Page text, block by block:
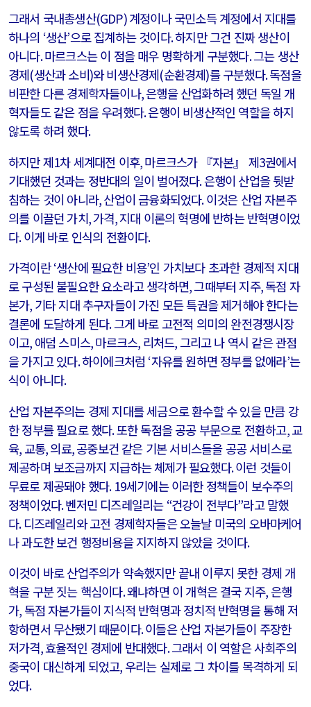
그래서 국내총생산(GDP)계정이나 국민소득 계정에서 지대를
하나의 ‘생산’으로 집계하는 것이다.하지만 그건 진짜 생산이
아니다.마르크스는 이 점을 매우 명확하게 구분했다.그는 생산
경제(생산과 소비)와 비생산경제(순환경제)를 구분했다.독점을
비판한 다른 경제학자들이나,은행을 산업화하려 했던 독일 개
혁자들도 같은 점을 우려했다.은행이 비생산적인 역할을 하지
않도록 하려 했다.
하지만 제1차 세계대전 이후,마르크스가 『자본』 제3권에서
기대했던 것과는 정반대의 일이 벌어졌다.은행이 산업을 뒷받
침하는 것이 아니라,산업이 금융화되었다.이것은 산업 자본주
의를 이끌던 가치,가격,지대 이론의 혁명에 반하는 반혁명이었
다.이게 바로 인식의 전환이다.
가격이란‘생산에 필요한 비용’인 가치보다 초과한 경제적 지대
로 구성된 불필요한 요소라고 생각하면,그때부터 지주,독점 자
본가, 기타 지대 추구자들이 가진 모든 특권을 제거해야 한다는
결론에 도달하게 된다.그게 바로 고전적 의미의 완전경쟁시장
이고, 애덤 스미스,마르크스, 리처드,그리고 나 역시 같은 관점
을 가지고 있다.하이에크처럼 ‘자유를 원하면 정부를 없애라’는
식이 아니다.
산업 자본주의는 경제 지대를 세금으로 환수할 수 있을 만큼 강
한 정부를 필요로 했다.또한 독점을 공공 부문으로 전환하고,교
육, 교통,의료,공중보건 같은 기본 서비스들을 공공 서비스로
제공하며 보조금까지 지급하는 체제가 필요했다.이런 것들이
무료로 제공돼야 했다. 19세기에는 이러한 정책들이 보수주의
정책이었다.벤저민 디즈레일리는 “건강이 전부다”라고 말했
다.디즈레일리와 고전 경제학자들은 오늘날 미국의 오바마케어
나 과도한 보건 행정비용을 지지하지 않았을 것이다.
이것이 바로 산업주의가 약속했지만 끝내 이루지 못한 경제 개
혁을 구분 짓는 핵심이다.왜냐하면 이 개혁은 결국 지주,은행
가, 독점 자본가들이 지식적 반혁명과 정치적 반혁명을 통해 저
항하면서 무산됐기 때문이다.이들은 산업 자본가들이 주장한
저가격,효율적인 경제에 반대했다.그래서 이 역할은 사회주의
중국이 대신하게 되었고, 우리는 실제로 그 차이를 목격하게 되
었다.